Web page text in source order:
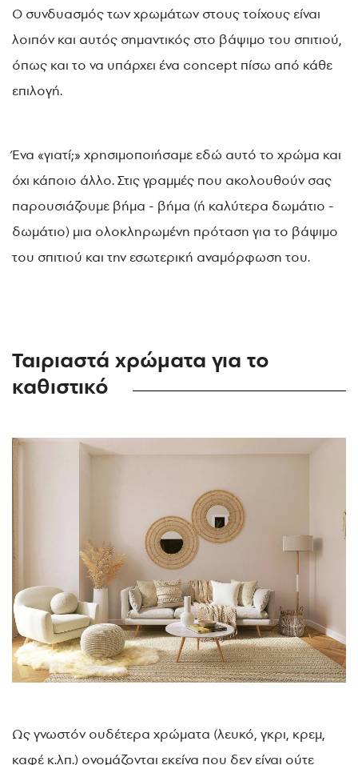
Ο συνδυασμός των χρωμάτων στους τοίχους είναι
λοιπόν και αυτός σημαντικός στο βάψιμο του σπιτιού,
όπως και το να υπάρχει ένα concept πίσω από κάθε
επιλογή.
Ένα «γιατί;» χρησιμοποιήσαμε εδώ αυτό το χρώμα και
όχι κάποιο άλλο. Στις γραμμές που ακολουθούν σας
παρουσιάζουμε βήμα - βήμα (ή καλύτερα δωμάτιο -
δωμάτιο) μια ολοκληρωμένη πρόταση για το βάψιμο
του σπιτιού και την εσωτερική αναμόρφωση του.
Ταιριαστά χρώματα για το
καθιστικό
Ως γνωστόν ουδέτερα χρώματα (λευκό, γκρι, κρεμ,
καφέ κ.λπ.) ονομάζονται εκείνα που δεν είναι ούτε